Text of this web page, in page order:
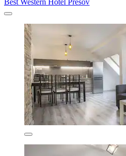
Best Western Hotel Presov